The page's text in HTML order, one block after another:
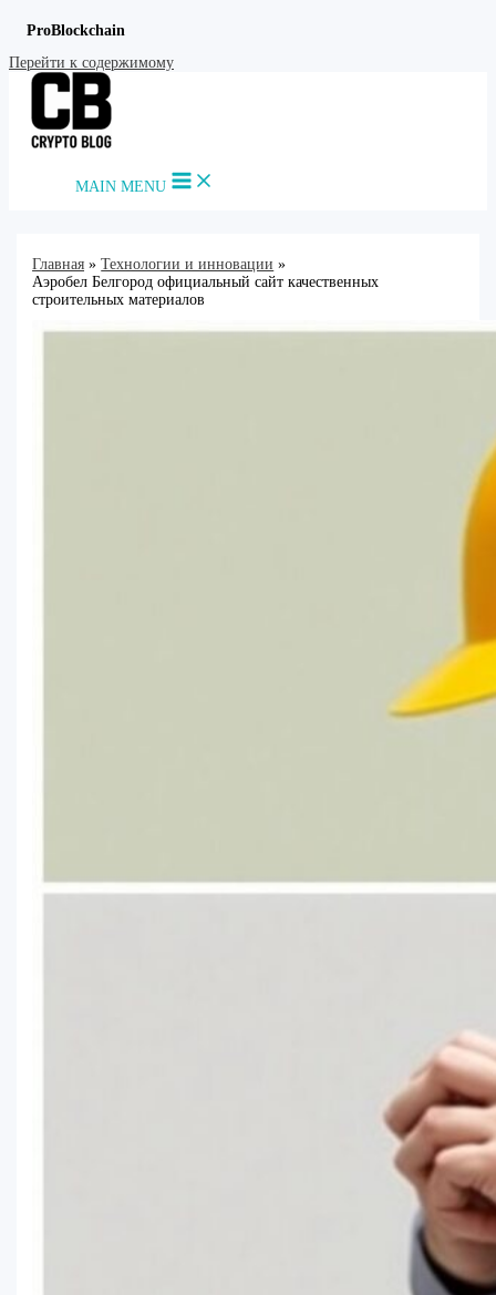
ProBlockchain
Перейти к содержимому
MAIN MENU
Главная
Технологии и инновации
Аэробел Белгород официальный сайт качественных
строительных материалов